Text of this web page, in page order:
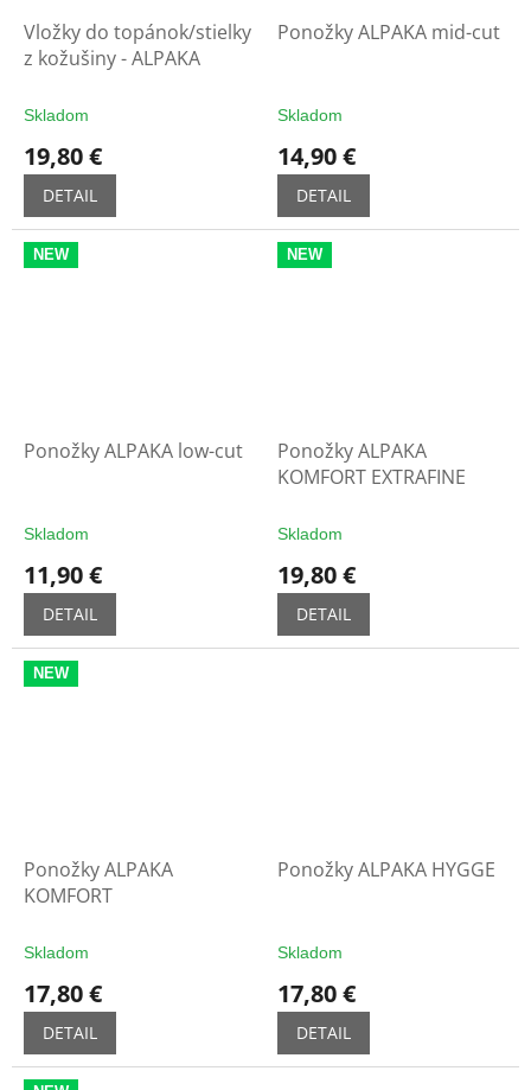
Vložky do topánok/stielky
z kožušiny - ALPAKA
Skladom
19,80 €
DETAIL
Ponožky ALPAKA mid-cut
Skladom
14,90 €
DETAIL
NEW
Ponožky ALPAKA low-cut
Skladom
11,90 €
DETAIL
NEW
Ponožky ALPAKA
KOMFORT EXTRAFINE
Skladom
19,80 €
DETAIL
NEW
Ponožky ALPAKA
KOMFORT
Skladom
17,80 €
DETAIL
Ponožky ALPAKA HYGGE
Skladom
17,80 €
DETAIL